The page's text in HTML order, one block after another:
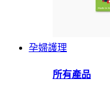
孕婦護理
所有產品